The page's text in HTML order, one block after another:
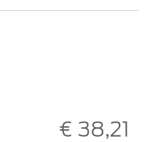
€ 38,21